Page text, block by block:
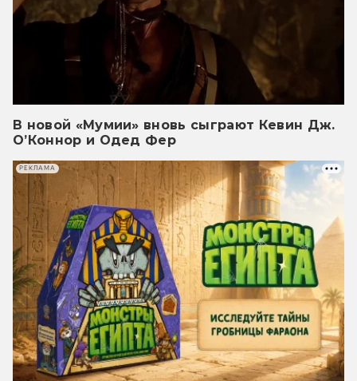
В новой «Мумии» вновь сыграют Кевин Дж.
О’Коннор и Одед Фер
РЕКЛАМА